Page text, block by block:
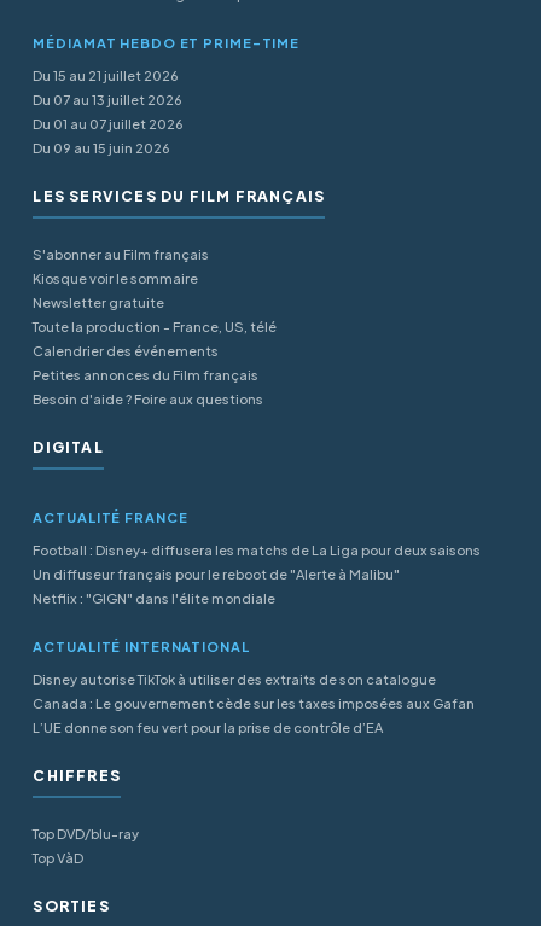
MÉDIAMAT HEBDO ET PRIME-TIME
Du 15 au 21 juillet 2026
Du 07 au 13 juillet 2026
Du 01 au 07 juillet 2026
Du 09 au 15 juin 2026
LES SERVICES DU FILM FRANÇAIS
S'abonner au Film français
Kiosque voir le sommaire
Newsletter gratuite
Toute la production - France, US, télé
Calendrier des événements
Petites annonces du Film français
Besoin d'aide ? Foire aux questions
DIGITAL
ACTUALITÉ FRANCE
Football : Disney+ diffusera les matchs de La Liga pour deux saisons
Un diffuseur français pour le reboot de "Alerte à Malibu"
Netflix : "GIGN" dans l'élite mondiale
ACTUALITÉ INTERNATIONAL
Disney autorise TikTok à utiliser des extraits de son catalogue
Canada : Le gouvernement cède sur les taxes imposées aux Gafan
L’UE donne son feu vert pour la prise de contrôle d’EA
CHIFFRES
Top DVD/blu-ray
Top VàD
SORTIES